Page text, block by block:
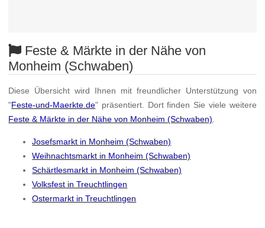
Feste & Märkte in der Nähe von
Monheim (Schwaben)
Diese Übersicht wird Ihnen mit freundlicher Unterstützung von
"Feste-und-Maerkte.de" präsentiert. Dort finden Sie viele weitere
Feste & Märkte in der Nähe von Monheim (Schwaben)
Josefsmarkt in Monheim (Schwaben)
Weihnachtsmarkt in Monheim (Schwaben)
Schärtlesmarkt in Monheim (Schwaben)
Volksfest in Treuchtlingen
Ostermarkt in Treuchtlingen